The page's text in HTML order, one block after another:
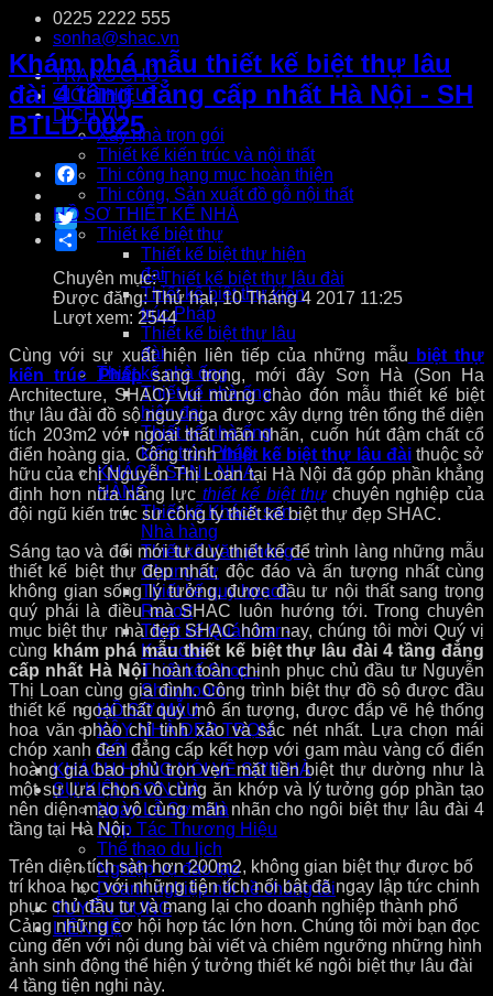
0225 2222 555
sonha@shac.vn
TRANG CHỦ
GIỚI THIỆU
DỊCH VỤ
Xây nhà trọn gói
Thiết kế kiến trúc và nội thất
Thi công hạng mục hoàn thiện
Thi công, Sản xuất đồ gỗ nội thất
HỒ SƠ THIẾT KẾ NHÀ
Thiết kế biệt thự
Thiết kế biệt thự hiện
đại
Thiết kế biệt thự kiến
trúc Pháp
Thiết kế biệt thự lâu
đài
Thiết kế nhà ống
Thiết kế nhà ống
hiện đại
Thiết kế nhà ống
kiến trúc Pháp
KHÁCH SẠN - NHÀ
HÀNG
Thiết kế Khách sạn -
Nhà hàng
Thiết kế Văn phòng -
Chung cư
Thiết kế quy hoạch
Resort
Thiết kế Quán bar -
Karaoke
Thiết kế Shop -
Showroom
HỒ SƠ MẪU
XÂY NHÀ ĐẸP TRỌN
GÓI
KHÁCH HÀNG NÓI VỀ SƠN HÀ
SỰ KIỆN SƠN HÀ
Ngày Lễ Sơn Hà
Hợp Tác Thương Hiệu
Thể thao du lịch
Nghiệp vụ đào tạo
Doanh nghiệp nói về chúng tôi
TUYỂN DỤNG
LIÊN HỆ
Khám phá mẫu thiết kế biệt thự lâu
đài 4 tầng đẳng cấp nhất Hà Nội - SH
BTLD 0025
Facebook
Twitter
Share
Chuyên mục:Thiết kế biệt thự lâu đài
Được đăng: Thứ hai, 10 Tháng 4 2017 11:25
Lượt xem: 2544
Cùng với sự xuất hiện liên tiếp của những mẫu biệt thự
kiến trúc Phápsang trọng, mới đây Sơn Hà (Son Ha
Architecture, SHAC) vui mừng chào đón mẫu thiết kế biệt
thự lâu đài đồ sộ nguy nga được xây dựng trên tổng thể diện
tích 203m2 với ngoại thất mãn nhãn, cuốn hút đậm chất cổ
điển hoàng gia. Công trìnhthiết kế biệt thự lâu đàithuộc sở
hữu của chị Nguyễn Thị Loan tại Hà Nội đã góp phần khẳng
định hơn nữa năng lực thiết kế biệt thự chuyên nghiệp của
đội ngũ kiến trúc sư công ty thiết kế biệt thự đẹp SHAC.
Sáng tạo và đổi mới tư duy thiết kế để trình làng những mẫu
thiết kế biệt thự đẹp nhất, độc đáo và ấn tượng nhất cùng
không gian sống lý tưởng, được đầu tư nội thất sang trọng
quý phái là điều mà SHAC luôn hướng tới. Trong chuyên
mục biệt thự nhà đẹp SHAC hôm nay, chúng tôi mời Quý vị
cùng khám phá mẫu thiết kế biệt thự lâu đài 4 tầng đẳng
cấp nhất Hà Nộihoàn toàn chinh phục chủ đầu tư Nguyễn
Thị Loan cùng gia đình. Công trình biệt thự đồ sộ được đầu
thiết kế ngoại thất quy mô ấn tượng, được đắp vẽ hệ thống
hoa văn phào chỉ tinh xảo và sắc nét nhất. Lựa chọn mái
chóp xanh đen đẳng cấp kết hợp với gam màu vàng cố điển
hoàng gia bao phủ trọn vẹn mặt tiền biệt thự dường như là
một sự lựa chọn vô cùng ăn khớp và lý tưởng góp phần tạo
nên diện mạo vô cùng mãn nhãn cho ngôi biệt thự lâu đài 4
tầng tại Hà Nội.
Trên diện tích sàn hơn 200m2, không gian biệt thự được bố
trí khoa học với những tiện tích nổi bật đã ngay lập tức chinh
phục chủ đầu tư và mang lại cho doanh nghiệp thành phố
Cảng những cơ hội hợp tác lớn hơn. Chúng tôi mời bạn đọc
cùng đến với nội dung bài viết và chiêm ngưỡng những hình
ảnh sinh động thể hiện ý tưởng thiết kế ngôi biệt thự lâu đài
4 tầng tiện nghi này.